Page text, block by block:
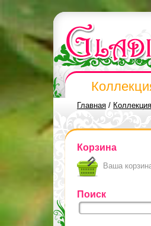
Главная / Коллекция
Корзина
Ваша
Поиск